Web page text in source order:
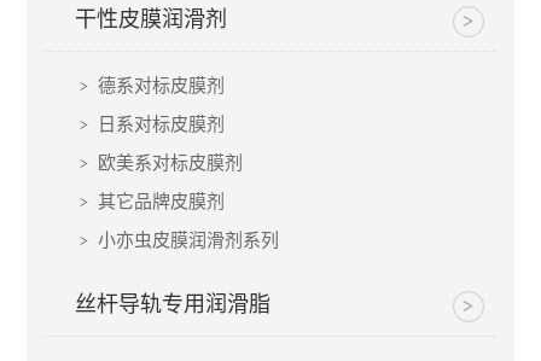
干性皮膜润滑剂
德系对标皮膜剂
日系对标皮膜剂
欧美系对标皮膜剂
其它品牌皮膜剂
小亦虫皮膜润滑剂系列
丝杆导轨专用润滑脂